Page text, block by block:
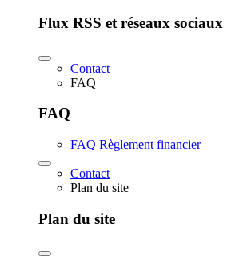
Flux RSS et réseaux sociaux
Contact
FAQ
FAQ
FAQ Règlement financier
Contact
Plan du site
Plan du site